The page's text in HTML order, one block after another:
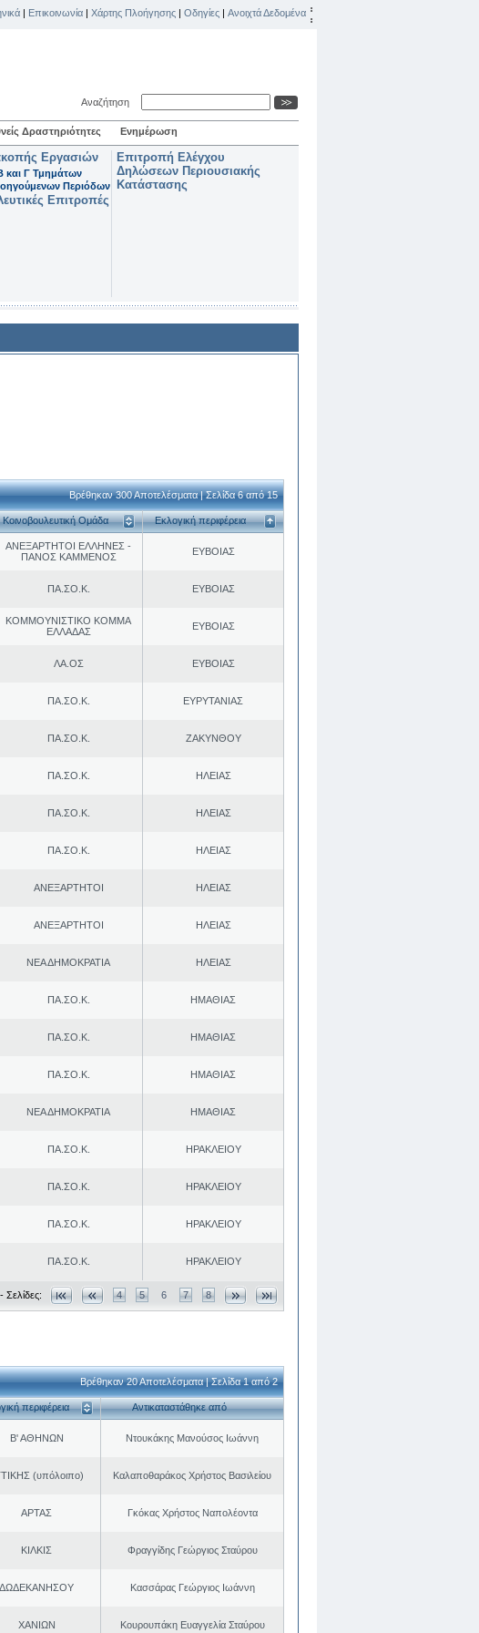
| Επικοινωνία | Χάρτης Πλοήγησης | Οδηγίες | Ανοιχτά Δεδομένα
Αναζήτηση
Δραστηριότητες Ενημέρωση
Εργασιών
και Γ Τμημάτων
Περιόδων
Επιτροπές
Επιτροπή Ελέγχου
Δηλώσεων Περιουσιακής
Κατάστασης
Βρέθηκαν 300 Αποτελέσματα | Σελίδα 6 από 15
Κοινοβουλευτική Ομάδα Εκλογική περιφέρεια
ΑΝΕΞΑΡΤΗΤΟΙ ΕΛΛΗΝΕΣ -
ΠΑΝΟΣ ΚΑΜΜΕΝΟΣ
ΕΥΒΟΙΑΣ
ΠΑ.ΣΟ.Κ. ΕΥΒΟΙΑΣ
ΚΟΜΜΟΥΝΙΣΤΙΚΟ ΚΟΜΜΑ
ΕΛΛΑΔΑΣ
ΕΥΒΟΙΑΣ
ΛΑ.ΟΣ ΕΥΒΟΙΑΣ
ΠΑ.ΣΟ.Κ. ΕΥΡΥΤΑΝΙΑΣ
ΠΑ.ΣΟ.Κ. ΖΑΚΥΝΘΟΥ
ΠΑ.ΣΟ.Κ. ΗΛΕΙΑΣ
ΠΑ.ΣΟ.Κ. ΗΛΕΙΑΣ
ΠΑ.ΣΟ.Κ. ΗΛΕΙΑΣ
ΑΝΕΞΑΡΤΗΤΟΙ ΗΛΕΙΑΣ
ΑΝΕΞΑΡΤΗΤΟΙ ΗΛΕΙΑΣ
ΝΕΑ ΔΗΜΟΚΡΑΤΙΑ ΗΛΕΙΑΣ
ΠΑ.ΣΟ.Κ. ΗΜΑΘΙΑΣ
ΠΑ.ΣΟ.Κ. ΗΜΑΘΙΑΣ
ΠΑ.ΣΟ.Κ. ΗΜΑΘΙΑΣ
ΝΕΑ ΔΗΜΟΚΡΑΤΙΑ ΗΜΑΘΙΑΣ
ΠΑ.ΣΟ.Κ. ΗΡΑΚΛΕΙΟΥ
ΠΑ.ΣΟ.Κ. ΗΡΑΚΛΕΙΟΥ
ΠΑ.ΣΟ.Κ. ΗΡΑΚΛΕΙΟΥ
ΠΑ.ΣΟ.Κ. ΗΡΑΚΛΕΙΟΥ
4 5 6 7 8
Βρέθηκαν 20 Αποτελέσματα | Σελίδα 1 από 2
περιφέρεια Αντικαταστάθηκε από
Β' ΑΘΗΝΩΝ Ντουκάκης Μανούσος Ιωάννη
(υπόλοιπο) Καλαποθαράκος Χρήστος Βασιλείου
ΑΡΤΑΣ Γκόκας Χρήστος Ναπολέοντα
ΚΙΛΚΙΣ Φραγγίδης Γεώργιος Σταύρου
ΔΩΔΕΚΑΝΗΣΟΥ Κασσάρας Γεώργιος Ιωάννη
ΧΑΝΙΩΝ Κουρουπάκη Ευαγγελία Σταύρου